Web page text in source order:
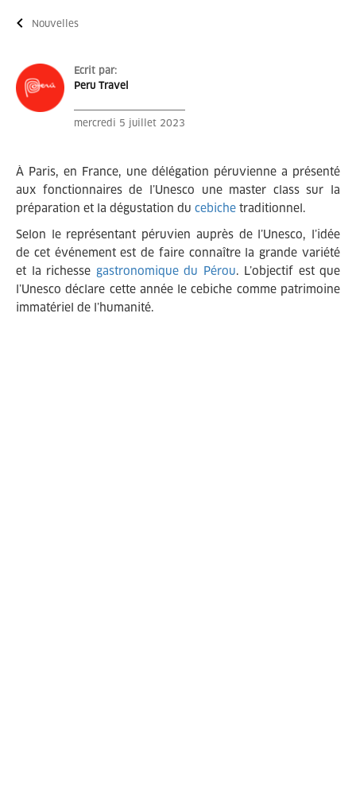
Nouvelles
Ecrit par:
Peru Travel
mercredi 5 juillet 2023
À Paris, en France, une délégation péruvienne a présenté
aux fonctionnaires de l’Unesco une master class sur la
préparation et la dégustation du cebiche traditionnel.
Selon le représentant péruvien auprès de l’Unesco, l’idée
de cet événement est de faire connaître la grande variété
et la richesse gastronomique du Pérou. L’objectif est que
l’Unesco déclare cette année le cebiche comme patrimoine
immatériel de l’humanité.